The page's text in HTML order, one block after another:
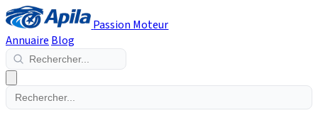
Passion Moteur
Annuaire Blog